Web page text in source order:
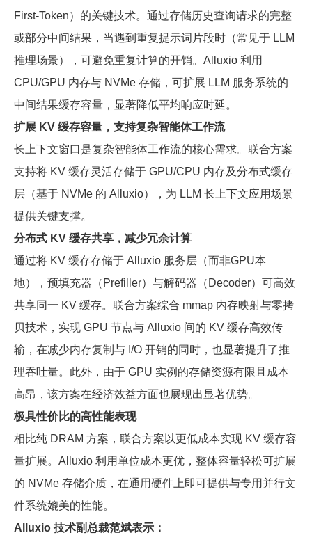
First-Token）的关键技术。通过存储历史查询请求的完整
或部分中间结果，当遇到重复提示词片段时（常见于 LLM
推理场景），可避免重复计算的开销。Alluxio 利用
CPU/GPU 内存与 NVMe 存储，可扩展 LLM 服务系统的
中间结果缓存容量，显著降低平均响应时延。
扩展 KV 缓存容量，支持复杂智能体工作流
长上下文窗口是复杂智能体工作流的核心需求。联合方案
支持将 KV 缓存灵活存储于 GPU/CPU 内存及分布式缓存
层（基于 NVMe 的 Alluxio），为 LLM 长上下文应用场景
提供关键支撑。
分布式 KV 缓存共享，减少冗余计算
通过将 KV 缓存存储于 Alluxio 服务层（而非GPU本
地），预填充器（Prefiller）与解码器（Decoder）可高效
共享同一 KV 缓存。联合方案综合 mmap 内存映射与零拷
贝技术，实现 GPU 节点与 Alluxio 间的 KV 缓存高效传
输，在减少内存复制与 I/O 开销的同时，也显著提升了推
理吞吐量。此外，由于 GPU 实例的存储资源有限且成本
高昂，该方案在经济效益方面也展现出显著优势。
极具性价比的高性能表现
相比纯 DRAM 方案，联合方案以更低成本实现 KV 缓存容
量扩展。Alluxio 利用单位成本更优，整体容量轻松可扩展
的 NVMe 存储介质，在通用硬件上即可提供与专用并行文
件系统媲美的性能。
Alluxio 技术副总裁范斌表示：